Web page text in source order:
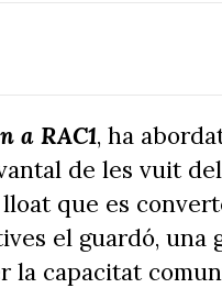
a RAC1, ha
de les vuit
que es
el guardó, una
la capacitat